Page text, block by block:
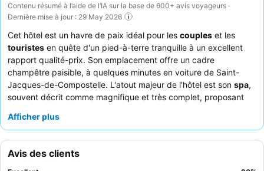
Contenu résumé à l’aide de l’IA sur la base de 600+ avis voyageurs ·
Dernière mise à jour : 29 May 2026
Cet hôtel est un havre de paix idéal pour les couples et les
touristes en quête d'un pied-à-terre tranquille à un excellent
rapport qualité-prix. Son emplacement offre un cadre
champêtre paisible, à quelques minutes en voiture de Saint-
Jacques-de-Compostelle. L'atout majeur de l'hôtel est son spa,
souvent décrit comme magnifique et très complet, proposant
optimale. Les clients soulignent constamment l'
apprécient le buffet du petit-déjeuner varié et copieux. Pour
une expérience plus calme, les clients recommandent de
Afficher plus
Avis des clients